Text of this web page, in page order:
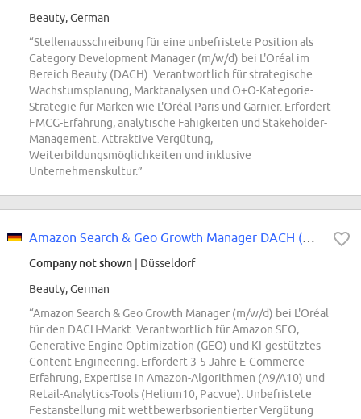
Beauty, German
“Stellenausschreibung für eine unbefristete Position als
Category Development Manager (m/w/d) bei L'Oréal im
Bereich Beauty (DACH). Verantwortlich für strategische
Wachstumsplanung, Marktanalysen und O+O-Kategorie-
Strategie für Marken wie L'Oréal Paris und Garnier. Erfordert
FMCG-Erfahrung, analytische Fähigkeiten und Stakeholder-
Management. Attraktive Vergütung,
Weiterbildungsmöglichkeiten und inklusive
Unternehmenskultur.”
Company not shown | Düsseldorf
Beauty, German
“Amazon Search & Geo Growth Manager (m/w/d) bei L'Oréal
für den DACH-Markt. Verantwortlich für Amazon SEO,
Generative Engine Optimization (GEO) und KI-gestütztes
Content-Engineering. Erfordert 3-5 Jahre E-Commerce-
Erfahrung, Expertise in Amazon-Algorithmen (A9/A10) und
Retail-Analytics-Tools (Helium10, Pacvue). Unbefristete
Festanstellung mit wettbewerbsorientierter Vergütung